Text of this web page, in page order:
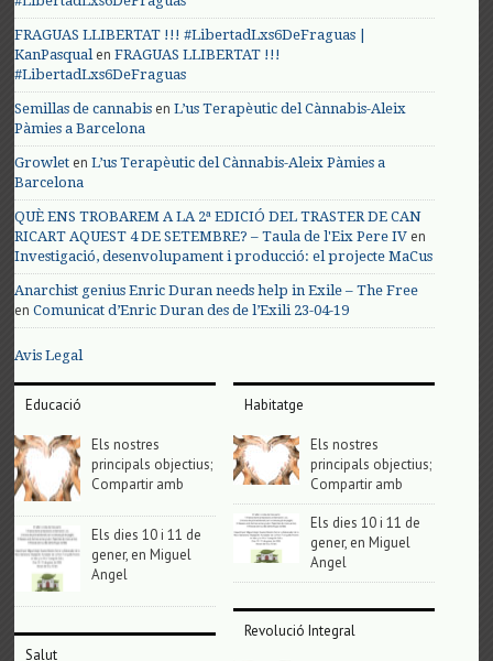
FRAGUAS LLIBERTAT !!! #LibertadLxs6DeFraguas |
KanPasqualenFRAGUAS LLIBERTAT !!!
#LibertadLxs6DeFraguas
Semillas de cannabis enL’us Terapèutic del Cànnabis-Aleix
Pàmies a Barcelona
Growlet enL’us Terapèutic del Cànnabis-Aleix Pàmies a
Barcelona
QUÈ ENS TROBAREM A LA 2ª EDICIÓ DEL TRASTER DE CAN
RICART AQUEST 4 DE SETEMBRE? – Taula de l'Eix Pere IV en
Investigació, desenvolupament i producció: el projecte MaCus
Anarchist genius Enric Duran needs help in Exile – The Free
enComunicat d’Enric Duran des de l’Exili 23-04-19
Avis Legal
Educació
Els nostres
principals objectius;
Compartir amb
Els dies 10 i 11 de
gener, en Miguel
Angel
Salut
Habitatge
Els nostres
principals objectius;
Compartir amb
Els dies 10 i 11 de
gener, en Miguel
Angel
Revolució Integral